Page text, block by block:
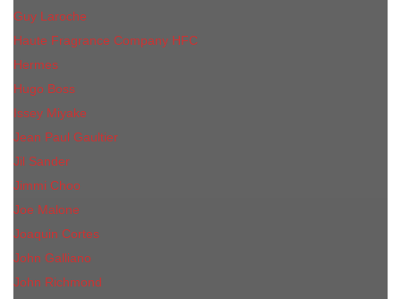
Guy Laroche
Haute Fragrance Company HFC
Hermes
Hugo Boss
Issey Miyake
Jean Paul Gaultier
Jil Sander
Jimmi Choo
Jое Malоnе
Joaquin Cortes
John Galliano
John Richmond